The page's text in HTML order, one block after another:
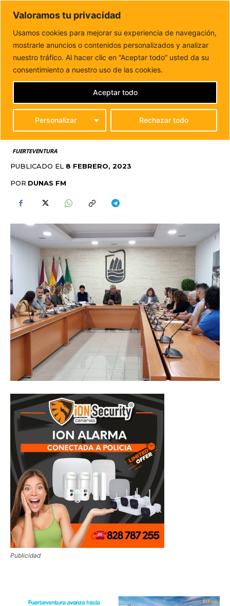
Valoramos tu privacidad
Usamos cookies para mejorar su experiencia de navegación,
mostrarle anuncios o contenidos personalizados y analizar
nuestro tráfico. Al hacer clic en “Aceptar todo” usted da su
consentimiento a nuestro uso de las cookies.
Personalizar Rechazar todo
Aceptar todo
DUNAS FM
Tu informacion de forma cercana
Inicio FUERTEVENTURA
Avances con la regulación cel
sector del taxi en Puerto del Rosario
AVANCES CON LA
REGULACIÓN CEL
SECTOR DEL TAXI EN
PUERTO DEL ROSARIO
FUERTEVENTURA
PUBLICADO EL 8 FEBRERO, 2023
POR DUNAS FM
Publicidad